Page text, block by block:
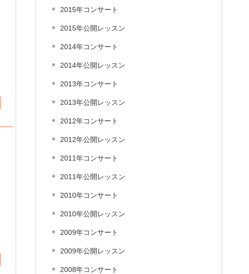
2015年コンサート
2015年公開レッスン
2014年コンサート
2014年公開レッスン
2013年コンサート
2013年公開レッスン
2012年コンサート
2012年公開レッスン
2011年コンサート
2011年公開レッスン
2010年コンサート
2010年公開レッスン
2009年コンサート
2009年公開レッスン
2008年コンサート